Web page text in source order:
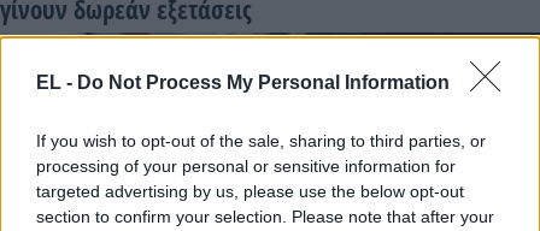
EL - Do Not Process My Personal Information
If you wish to opt-out of the sale, sharing to third parties, or
processing of your personal or sensitive information for
targeted advertising by us, please use the below opt-out
section to confirm your selection. Please note that after your
γίνουν δωρεάν εξετάσεις